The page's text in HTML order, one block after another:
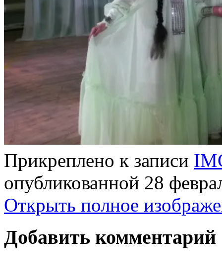
Прикреплено к записи
опубликованной 28
Открыть полное
Добавить комментарий